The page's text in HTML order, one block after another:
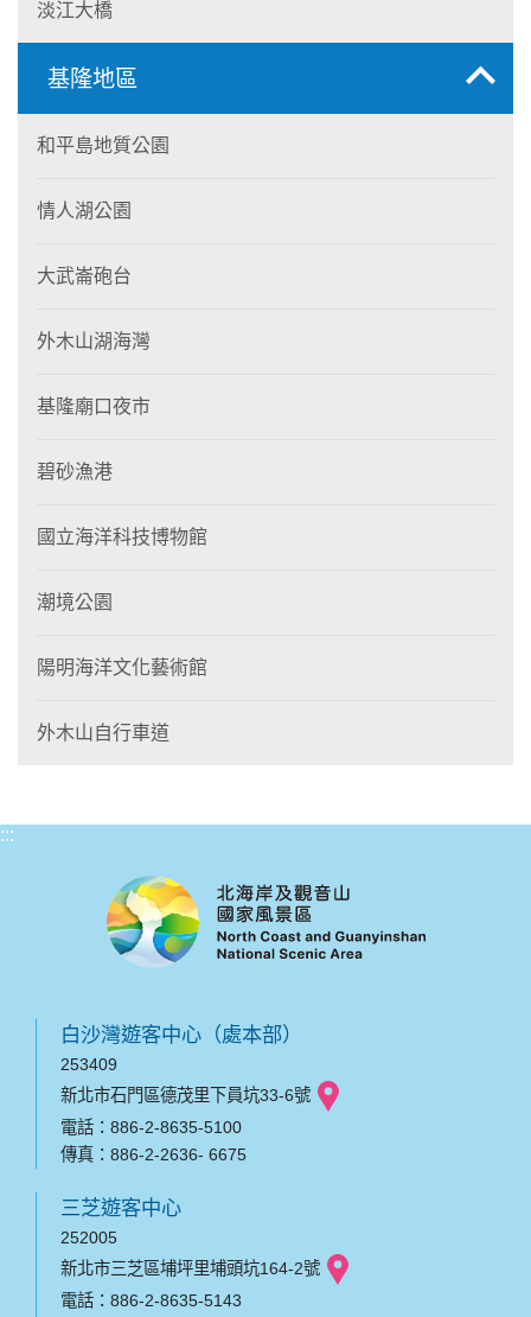
淡江大橋
基隆地區
和平島地質公園
情人湖公園
大武崙砲台
外木山湖海灣
基隆廟口夜市
碧砂漁港
國立海洋科技博物館
潮境公園
陽明海洋文化藝術館
外木山自行車道
:::
白沙灣遊客中心（處本部）
253409
新北市石門區德茂里下員坑33-6號
電話：886-2-8635-5100
傳真：886-2-2636- 6675
三芝遊客中心
252005
新北市三芝區埔坪里埔頭坑164-2號
電話：886-2-8635-5143